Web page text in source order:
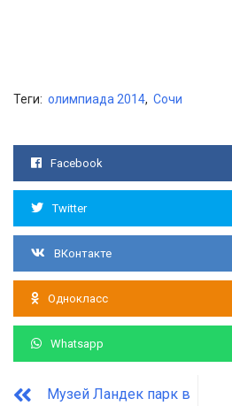
Теги: олимпиада 2014, Сочи
Facebook
Twitter
ВКонтакте
Однокласс
Whatsapp
Музей Ландек парк в